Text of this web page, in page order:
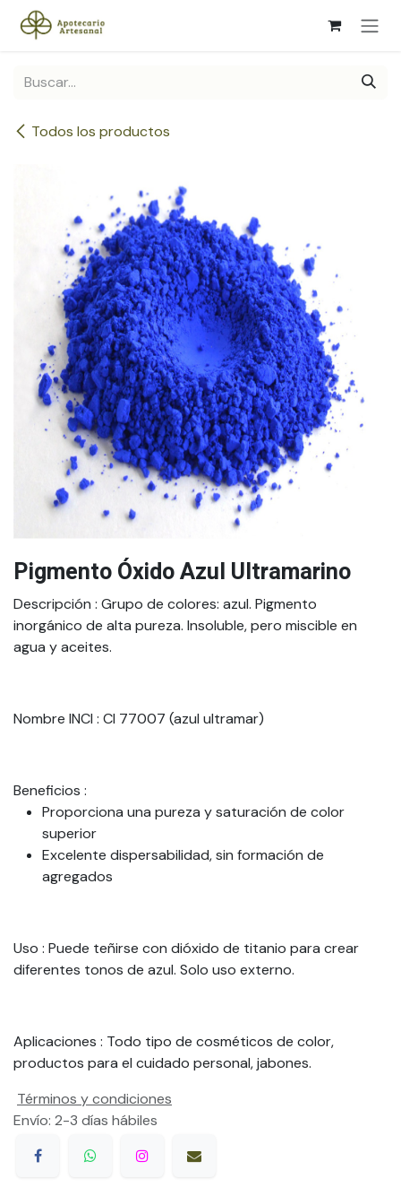
Ir al contenido
Todos los productos
Pigmento Óxido Azul Ultramarino
Descripción : Grupo de colores: azul. Pigmento
inorgánico de alta pureza. Insoluble, pero miscible en
agua y aceites.
Nombre INCI : CI 77007 (azul ultramar)
Beneficios :
Proporciona una pureza y saturación de color
superior
Excelente dispersabilidad, sin formación de
agregados
Uso : Puede teñirse con dióxido de titanio para crear
diferentes tonos de azul. Solo uso externo.
Aplicaciones : Todo tipo de cosméticos de color,
productos para el cuidado personal, jabones.
Términos y condiciones
Envío: 2-3 días hábiles